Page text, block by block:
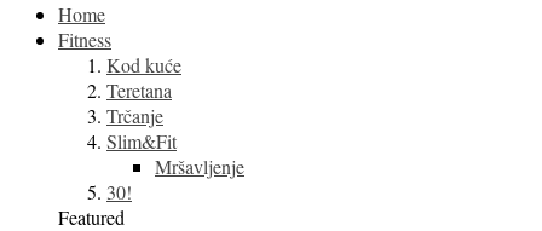
Home
Fitness
Kod kuće
Teretana
Trčanje
Slim&Fit
Mršavljenje
30!
Featured